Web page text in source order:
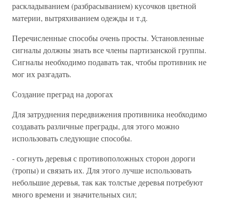
раскладыванием (разбрасыванием) кусочков цветной
материи, вытряхиванием одежды и т.д.
Перечисленные способы очень просты. Установленные
сигналы должны знать все члены партизанской группы.
Сигналы необходимо подавать так, чтобы противник не
мог их разгадать.
Создание преград на дорогах
Для затруднения передвижения противника необходимо
создавать различные преграды, для этого можно
использовать следующие способы.
- согнуть деревья с противоположных сторон дороги
(тропы) и связать их. Для этого лучше использовать
небольшие деревья, так как толстые деревья потребуют
много времени и значительных сил;